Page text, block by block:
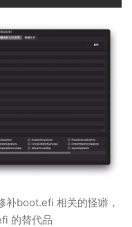
boot.efi 相关的怪癖，
的替代品